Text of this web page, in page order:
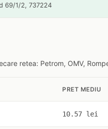
69/1/2, 737224
retea: Petrom, OMV,
PRET MEDIU
10.57 lei